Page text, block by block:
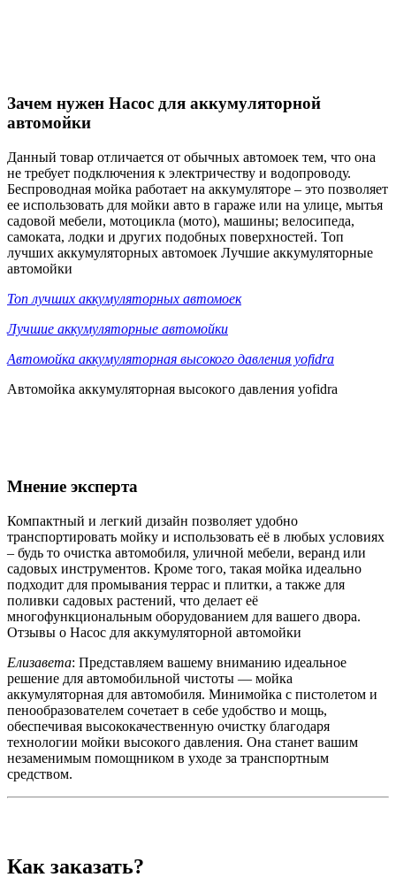
Зачем нужен Насос для аккумуляторной
автомойки
Данный товар отличается от обычных автомоек тем, что она
не требует подключения к электричеству и водопроводу.
Беспроводная мойка работает на аккумуляторе – это позволяет
ее использовать для мойки авто в гараже или на улице, мытья
садовой мебели, мотоцикла (мото), машины; велосипеда,
самоката, лодки и других подобных поверхностей. Топ
лучших аккумуляторных автомоек Лучшие аккумуляторные
автомойки
Топ лучших аккумуляторных автомоек
Лучшие аккумуляторные автомойки
Автомойка аккумуляторная высокого давления yofidra
Автомойка аккумуляторная высокого давления yofidra
Мнение эксперта
Компактный и легкий дизайн позволяет удобно
транспортировать мойку и использовать её в любых условиях
– будь то очистка автомобиля, уличной мебели, веранд или
садовых инструментов. Кроме того, такая мойка идеально
подходит для промывания террас и плитки, а также для
поливки садовых растений, что делает её
многофункциональным оборудованием для вашего двора.
Отзывы о Насос для аккумуляторной автомойки
Елизавета: Представляем вашему вниманию идеальное
решение для автомобильной чистоты — мойка
аккумуляторная для автомобиля. Минимойка с пистолетом и
пенообразователем сочетает в себе удобство и мощь,
обеспечивая высококачественную очистку благодаря
технологии мойки высокого давления. Она станет вашим
незаменимым помощником в уходе за транспортным
средством.
Как заказать?